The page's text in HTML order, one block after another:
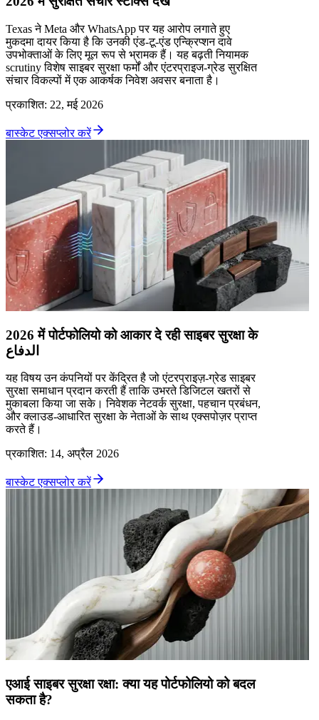
Texas ने Meta और WhatsApp पर यह आरोप लगाते हुए
मुकदमा दायर किया है कि उनकी एंड-टू-एंड एन्क्रिप्शन दावे
उपभोक्ताओं के लिए मूल रूप से भ्रामक हैं। यह बढ़ती नियामक
scrutiny विशेष साइबर सुरक्षा फर्मों और एंटरप्राइज-ग्रेड सुरक्षित
संचार विकल्पों में एक आकर्षक निवेश अवसर बनाता है।
प्रकाशित: 22, मई 2026
बास्केट एक्सप्लोर करें
2026 में पोर्टफोलियो को आकार दे रही साइबर सुरक्षा के
الدفاع
यह विषय उन कंपनियों पर केंद्रित है जो एंटरप्राइज़-ग्रेड साइबर
सुरक्षा समाधान प्रदान करती हैं ताकि उभरते डिजिटल खतरों से
मुकाबला किया जा सके। निवेशक नेटवर्क सुरक्षा, पहचान प्रबंधन,
और क्लाउड-आधारित सुरक्षा के नेताओं के साथ एक्सपोज़र प्राप्त
करते हैं।
प्रकाशित: 14, अप्रैल 2026
बास्केट एक्सप्लोर करें
एआई साइबर सुरक्षा रक्षा: क्या यह पोर्टफोलियो को बदल
सकता है?